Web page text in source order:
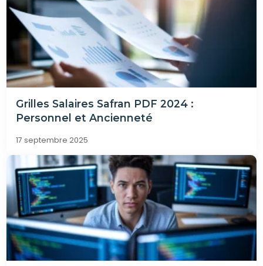
Grilles Salaires Safran PDF 2024 :
Personnel et Ancienneté
17 septembre 2025